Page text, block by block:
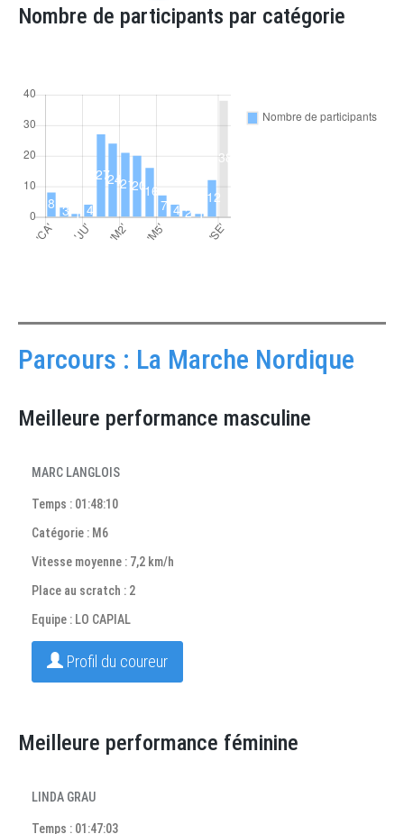
Nombre de participants par catégorie
Parcours : La Marche Nordique
Meilleure performance masculine
MARC LANGLOIS
Temps : 01:48:10
Catégorie : M6
Vitesse moyenne : 7,2 km/h
Place au scratch : 2
Equipe : LO CAPIAL
Profil du coureur
Meilleure performance féminine
LINDA GRAU
Temps : 01:47:03